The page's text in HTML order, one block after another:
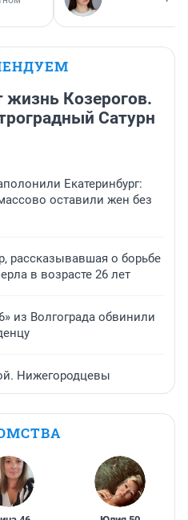
жизнь Козерогов.
Сатурн
Екатеринбург:
оставили жен без
рассказывавшая о борьбе
в возрасте 26 лет
из Волгограда обвинили
Нижегородцевы